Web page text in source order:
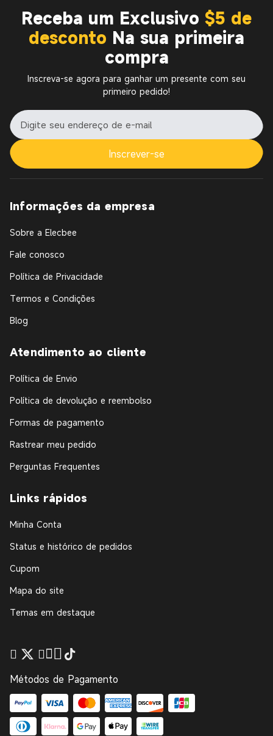
Receba um Exclusivo $5 de
desconto Na sua primeira
compra
Inscreva-se agora para ganhar um presente com seu
primeiro pedido!
Inscrever-se
Informações da empresa
Sobre a Elecbee
Fale conosco
Política de Privacidade
Termos e Condições
Blog
Atendimento ao cliente
Política de Envio
Política de devolução e reembolso
Formas de pagamento
Rastrear meu pedido
Perguntas Frequentes
Links rápidos
Minha Conta
Status e histórico de pedidos
Cupom
Mapa do site
Temas em destaque
Métodos de Pagamento